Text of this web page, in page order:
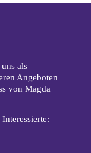
als
Angeboten
von Magda